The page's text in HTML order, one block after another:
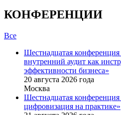
КОНФЕРЕНЦИИ
Все
Шестнадцатая
внутренний аудит как
эффективности бизнеса»
20 августа 2026 года
Москва
Шестнадцатая
цифровизация на практике»